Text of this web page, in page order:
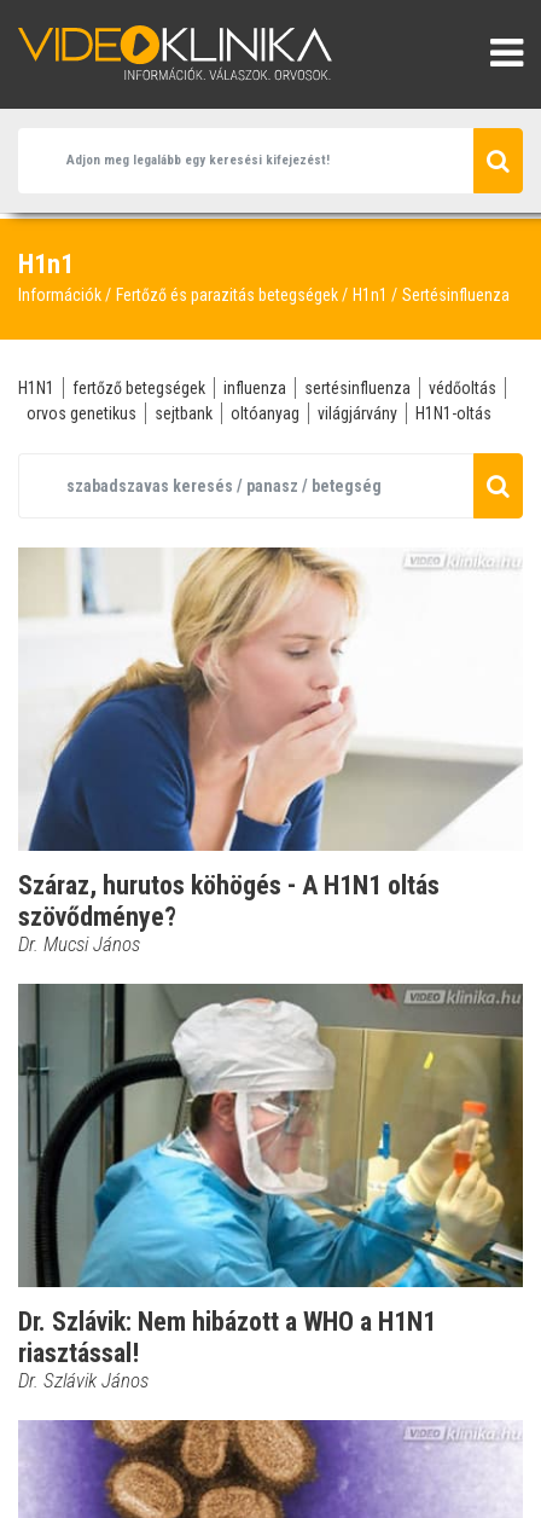
H1n1
Információk Fertőző és parazitás betegségek H1n1 Sertésinfluenza
H1N1 fertőző betegségek influenza sertésinfluenza
védőoltás
orvos genetikus
sejtbank oltóanyag világjárvány H1N1-oltás
Száraz, hurutos köhögés - A H1N1 oltás
szövődménye?
Dr. Mucsi János
Dr. Szlávik: Nem hibázott a WHO a H1N1
riasztással!
Dr. Szlávik János